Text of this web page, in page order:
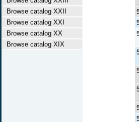
Browse catalog XXII
Browse catalog XXI
Browse catalog XX
Browse catalog XIX